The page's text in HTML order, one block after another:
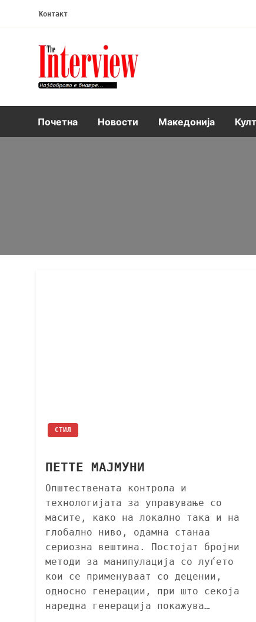
Контакт
Интервју
Почетна Новости Македонија
СТИЛ
ПЕТТЕ МАЈМУНИ
Општествената контрола и
технологијата за управување со
масите, како на локално така и на
глобално ниво, одамна станаа
сериозна вештина. Постојат бројни
методи за манипулација со луѓето
кои се применуваат со децении,
односно генерации, при што секоја
наредна генерација покажува…